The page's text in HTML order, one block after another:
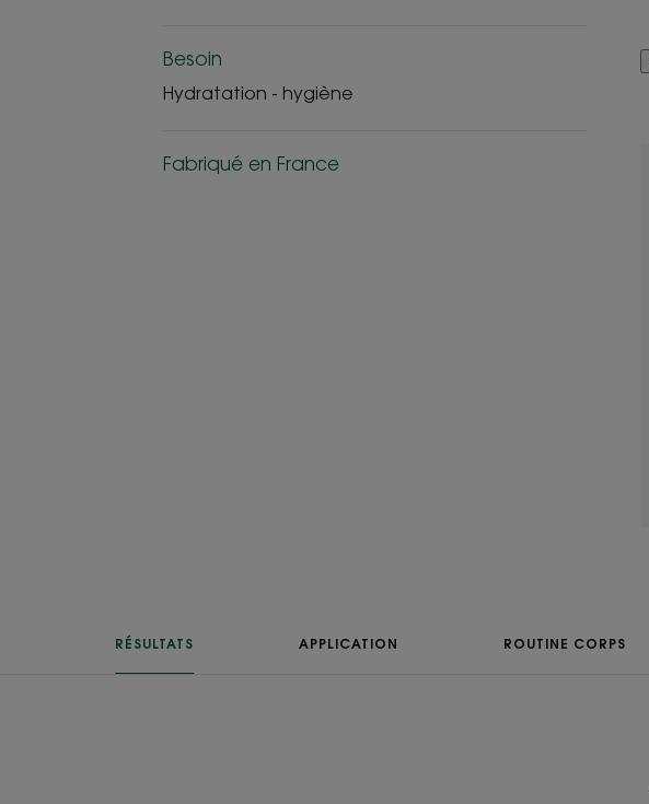
Besoin
Hydratation - hygiène
Fabriqué en France
RÉSULTATS APPLICATION ROUTINE CORPS